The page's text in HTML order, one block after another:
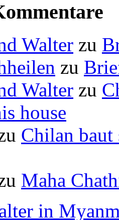
Walter zu
zu
Walter zu
house
Chilan
Maha
in